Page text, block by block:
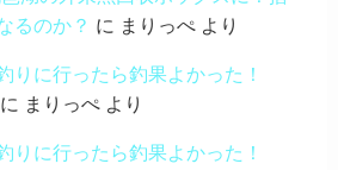
るのか？ に まりっぺより
りに行ったら釣果よかった！
に まりっぺより
りに行ったら釣果よかった！